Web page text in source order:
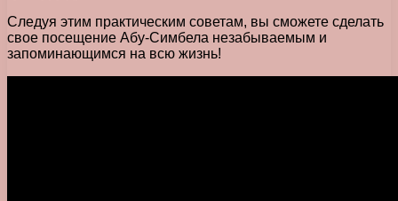
Следуя этим практическим советам, вы сможете сделать
свое посещение Абу-Симбела незабываемым и
запоминающимся на всю жизнь!